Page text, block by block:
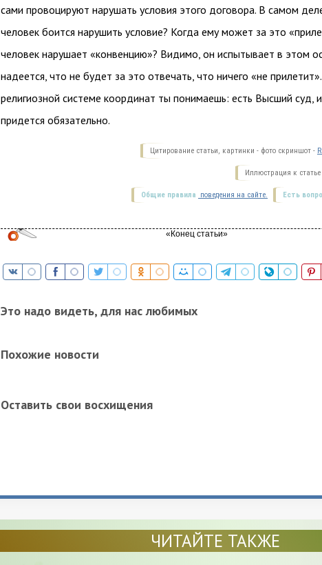
сами провоцируют нарушать условия этого договора. В самом
человек боится нарушить условие? Когда ему может за это
человек нарушает «конвенцию»? Видимо, он испытывает в этом
надеется, что не будет за это отвечать, что ничего «не
религиозной системе координат ты понимаешь: есть Высший суд,
придется обязательно.
Цитирование статьи, картинки - фото скриншот -
Иллюстрация к статье
Есть
Общие правила поведения на сайте.
Это надо видеть, для нас любимых
Похожие новости
Оставить свои восхищения
ЧИТАЙТЕ ТАКЖЕ